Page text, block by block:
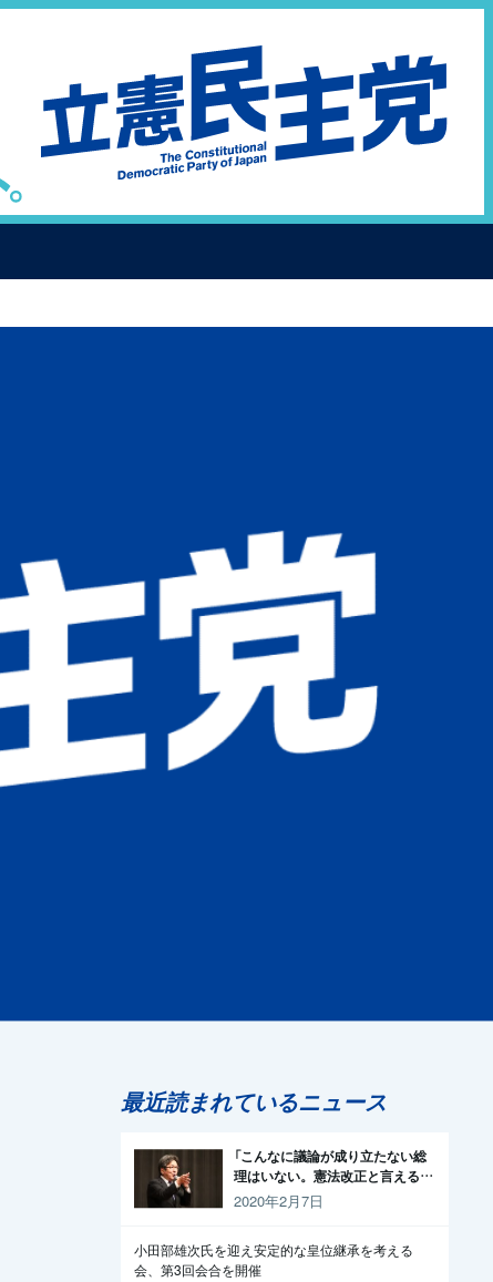
最近読まれているニュース
「こんなに議論が成り立たない総
理はいない。憲法改正と言える資
格がどこにある。市民と野党の力
で引きずり下ろそう」杉尾議員
2020年2月7日
小田部雄次氏を迎え安定的な皇位継承を考える
会、第3回会合を開催